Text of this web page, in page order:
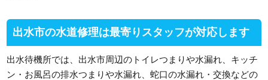
出水市の水道修理は最寄りスタッフが対応します
出水待機所では、出水市周辺のトイレつまりや水漏れ、キッチ
ン・お風呂の排水つまりや水漏れ、蛇口の水漏れ・交換などの